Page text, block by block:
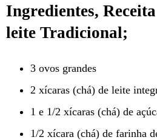
Ingredientes,
leite Tradicional;
3 ovos grandes
2 xícaras (chá) de leite
1 e 1/2 xícaras (chá) de
1/2 xícara (chá) de farinha